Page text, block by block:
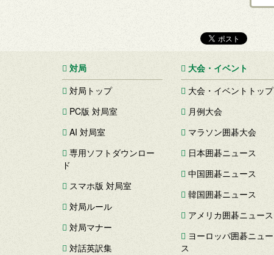
対局
対局トップ
PC版 対局室
AI 対局室
専用ソフトダウンロー
ド
スマホ版 対局室
対局ルール
対局マナー
対話英訳集
大会・イベント
大会・イベントトップ
月例大会
マラソン囲碁大会
日本囲碁ニュース
中国囲碁ニュース
韓国囲碁ニュース
アメリカ囲碁ニュース
ヨーロッパ囲碁ニュー
ス